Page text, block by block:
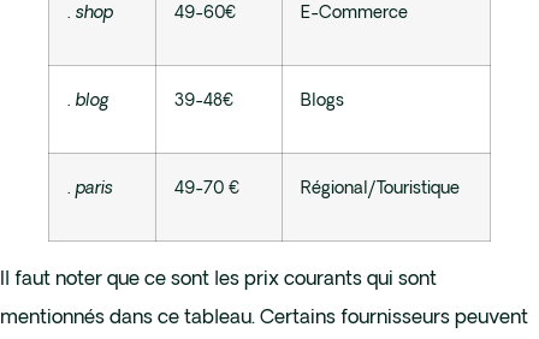
. shop 49-60€ E-Commerce
. blog 39-48€ Blogs
. paris 49-70 € Régional/Touristique
Il faut noter que ce sont les prix courants qui sont
mentionnés dans ce tableau. Certains fournisseurs peuvent